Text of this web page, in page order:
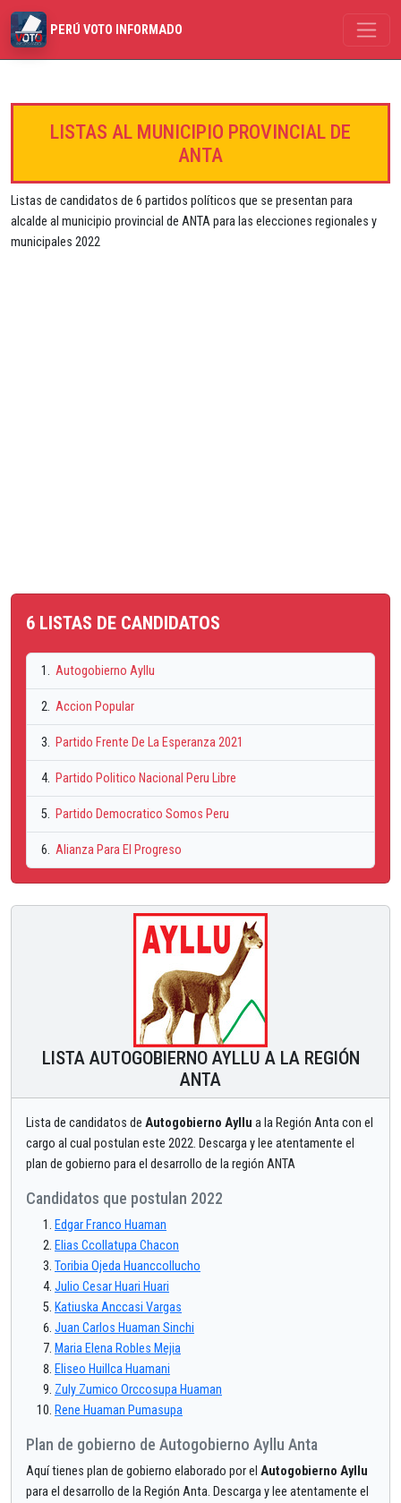
PERÚ VOTO INFORMADO
LISTAS AL MUNICIPIO PROVINCIAL DE
ANTA
Listas de candidatos de 6 partidos políticos que se presentan para
alcalde al municipio provincial de ANTA para las elecciones regionales y
municipales 2022
6 LISTAS DE CANDIDATOS
1. Autogobierno Ayllu
2. Accion Popular
3. Partido Frente De La Esperanza 2021
4. Partido Politico Nacional Peru Libre
5. Partido Democratico Somos Peru
6. Alianza Para El Progreso
LISTA AUTOGOBIERNO AYLLU A LA REGIÓN
ANTA
Lista de candidatos de Autogobierno Ayllu a la Región Anta con el
cargo al cual postulan este 2022. Descarga y lee atentamente el
plan de gobierno para el desarrollo de la región ANTA
Candidatos que postulan 2022
Edgar Franco Huaman
Elias Ccollatupa Chacon
Toribia Ojeda Huanccollucho
Julio Cesar Huari Huari
Katiuska Anccasi Vargas
Juan Carlos Huaman Sinchi
Maria Elena Robles Mejia
Eliseo Huillca Huamani
Zuly Zumico Orccosupa Huaman
Rene Huaman Pumasupa
Plan de gobierno de Autogobierno Ayllu Anta
Aquí tienes plan de gobierno elaborado por el Autogobierno Ayllu
para el desarrollo de la Región Anta. Descarga y lee atentamente el